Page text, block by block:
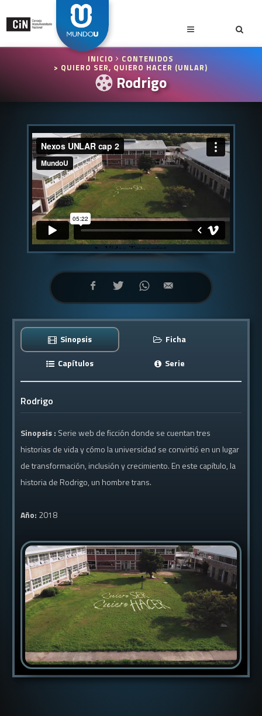
INICIO CONTENIDOS
> QUIERO SER, QUIERO HACER (UNLAR)
Rodrigo
Sinopsis
Ficha
Capítulos
Serie
Rodrigo
Sinopsis : Serie web de ficción donde se cuentan tres
historias de vida y cómo la universidad se convirtió en un lugar
de transformación, inclusión y crecimiento. En este capítulo, la
historia de Rodrigo, un hombre trans.
Año: 2018